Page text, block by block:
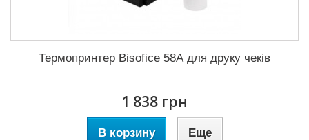
Термопринтер Bisofice 58А для друку чеків
1 838 грн
В корзину Еще